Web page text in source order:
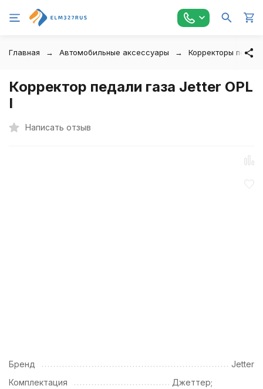
Главная Автомобильные аксессуары Корректоры
Корректор педали газа Jetter OPL
I
Написать отзыв
Бренд
Jetter
Комплектация
Джеттер;